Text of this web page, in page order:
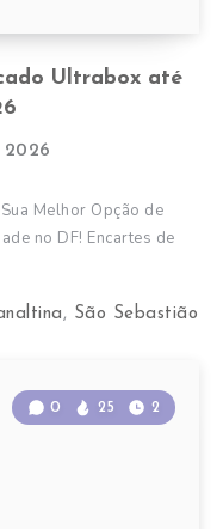
Ultrabox até
2026
Melhor Opção de
no DF! Encartes de
, São Sebastião
0 25 2